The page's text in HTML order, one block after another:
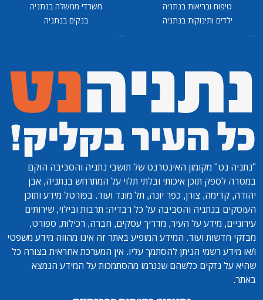
טיפוח ובריאות בנתניה
ילדים ותינוקות בנתניה
...
משרדי ממשלה בנתניה
בנקים בנתניה
...
"נתניה נט" מקומון האינטרנט של תושבי נתניה והסביבה הוקם
במטרה לספק תוכן איכותי ובלתי תלוי על המתרחש בנתניה, אבן
יהודה, קדימה, צורן, כפר יונה, תל מונד ועוד. בפורטל מידע ותוכן
העוסקים בנתניה והסביבה על כל רבדיה: תרבות ובילוי, שירותים
עירוניים, מידע על העיר, מדריך עסקים, חברה, רכילות, ספורט,
מבזקי חדשות ועוד. המידע המופיע באתר זה אינו מהווה מידע משפטי
ו/או מידע רשמי הניתן להסתמך עליו. אין המערכת אחראית בצורה כל
שהיא על נזקים כלשהם שנגרמו מהסתמכות על המידע הנמצא
באתר.